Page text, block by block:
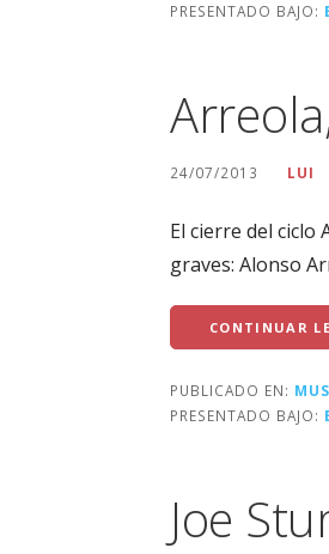
PRESENTADO BAJO:
24/07/2013 LUI
El cierre del ciclo
graves: Alonso
CONTINUAR
PUBLICADO EN:
PRESENTADO BAJO:
Joe